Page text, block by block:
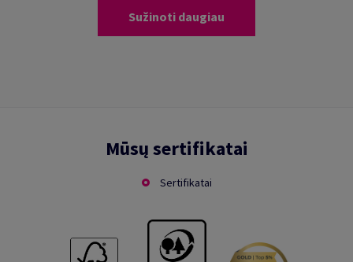
Sužinoti daugiau
Mūsų sertifikatai
Sertifikatai